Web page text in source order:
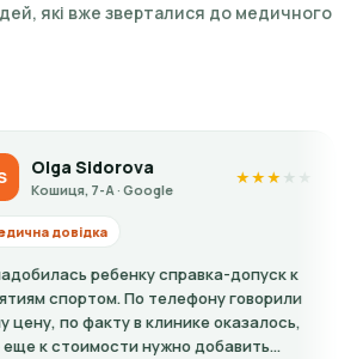
які вже зверталися до медичного
★★★★
к
KP Kateryna
Все вежливые, кроме
О. - ужасный человек,
Отчитывает за то что
видит, дерзит, делает